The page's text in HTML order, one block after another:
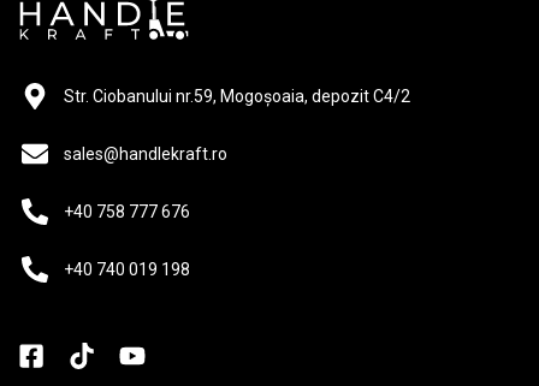
Str. Ciobanului nr.59, Mogoșoaia, depozit C4/2
sales@handlekraft.ro
+40 758 777 676
+40 740 019 198